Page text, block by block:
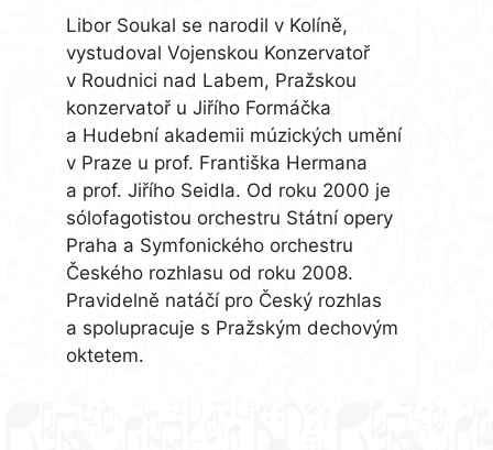
Libor Soukal se narodil v Kolíně,
vystudoval Vojenskou Konzervatoř
v Roudnici nad Labem, Pražskou
konzervatoř u Jiřího Formáčka
a Hudební akademii múzických umění
v Praze u prof. Františka Hermana
a prof. Jiřího Seidla. Od roku 2000 je
sólofagotistou orchestru Státní opery
Praha a Symfonického orchestru
Českého rozhlasu od roku 2008.
Pravidelně natáčí pro Český rozhlas
a spolupracuje s Pražským dechovým
oktetem.